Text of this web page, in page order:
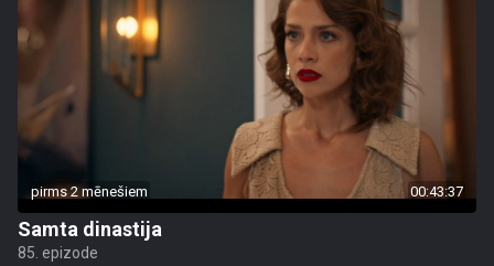
pirms 2 mēnešiem 00:43:37
Samta dinastija
85. epizode